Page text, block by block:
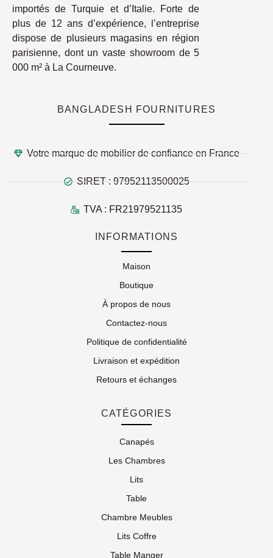
importés de Turquie et d’Italie. Forte de
plus de 12 ans d’expérience, l’entreprise
dispose de plusieurs magasins en région
parisienne, dont un vaste showroom de 5
000 m² à La Courneuve.
BANGLADESH FOURNITURES
Votre marque de mobilier de confiance en France
SIRET : 97952113500025
TVA : FR21979521135
INFORMATIONS
Maison
Boutique
À propos de nous
Contactez-nous
Politique de confidentialité
Livraison et expédition
Retours et échanges
CATÉGORIES
Canapés
Les Chambres
Lits
Table
Chambre Meubles
Lits Coffre
Table Manger